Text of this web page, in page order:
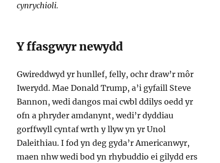
cynrychioli.
Y ffasgwyr newydd
Gwireddwyd yr hunllef, felly, ochr draw’r môr
Iwerydd. Mae Donald Trump, a’i gyfaill Steve
Bannon, wedi dangos mai cwbl ddilys oedd yr
ofn a phryder amdanynt, wedi’r dyddiau
gorffwyll cyntaf wrth y llyw yn yr Unol
Daleithiau. I fod yn deg gyda’r Americanwyr,
maen nhw wedi bod yn rhybuddio ei gilydd ers